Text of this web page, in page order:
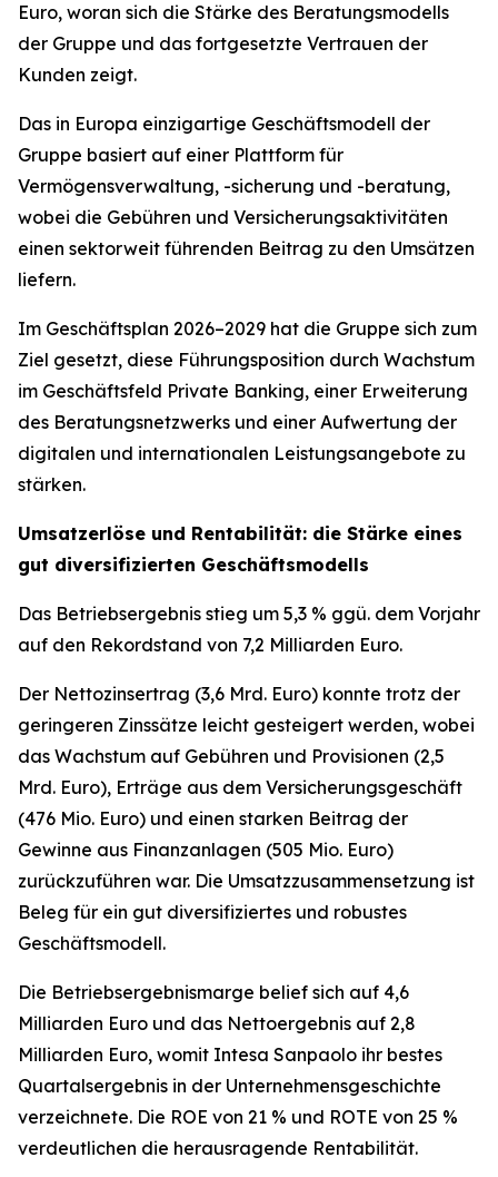
Euro, woran sich die Stärke des Beratungsmodells
der Gruppe und das fortgesetzte Vertrauen der
Kunden zeigt.
Das in Europa einzigartige Geschäftsmodell der
Gruppe basiert auf einer Plattform für
Vermögensverwaltung, -sicherung und -beratung,
wobei die Gebühren und Versicherungsaktivitäten
einen sektorweit führenden Beitrag zu den Umsätzen
liefern.
Im Geschäftsplan 2026–2029 hat die Gruppe sich zum
Ziel gesetzt, diese Führungsposition durch Wachstum
im Geschäftsfeld Private Banking, einer Erweiterung
des Beratungsnetzwerks und einer Aufwertung der
digitalen und internationalen Leistungsangebote zu
stärken.
Umsatzerlöse und Rentabilität: die Stärke eines
gut diversifizierten Geschäftsmodells
Das Betriebsergebnis stieg um 5,3 % ggü. dem Vorjahr
auf den Rekordstand von 7,2 Milliarden Euro.
Der Nettozinsertrag (3,6 Mrd. Euro) konnte trotz der
geringeren Zinssätze leicht gesteigert werden, wobei
das Wachstum auf Gebühren und Provisionen (2,5
Mrd. Euro), Erträge aus dem Versicherungsgeschäft
(476 Mio. Euro) und einen starken Beitrag der
Gewinne aus Finanzanlagen (505 Mio. Euro)
zurückzuführen war. Die Umsatzzusammensetzung ist
Beleg für ein gut diversifiziertes und robustes
Geschäftsmodell.
Die Betriebsergebnismarge belief sich auf 4,6
Milliarden Euro und das Nettoergebnis auf 2,8
Milliarden Euro, womit Intesa Sanpaolo ihr bestes
Quartalsergebnis in der Unternehmensgeschichte
verzeichnete. Die ROE von 21 % und ROTE von 25 %
verdeutlichen die herausragende Rentabilität.